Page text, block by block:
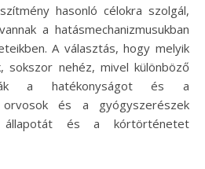
hasonló célokra szolgál,
a hatásmechanizmusukban
A választás, hogy melyik
sokszor nehéz, mivel különböző
a hatékonyságot és a
és a gyógyszerészek
állapotát és a kórtörténetet